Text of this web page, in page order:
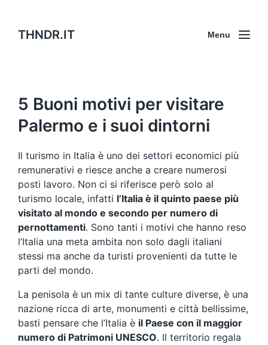
THNDR.IT Menu
5 Buoni motivi per visitare
Palermo e i suoi dintorni
Il turismo in Italia è uno dei settori economici più
remunerativi e riesce anche a creare numerosi
posti lavoro. Non ci si riferisce però solo al
turismo locale, infatti l’Italia è il quinto paese più
visitato al mondo e secondo per numero di
pernottamenti. Sono tanti i motivi che hanno reso
l’Italia una meta ambita non solo dagli italiani
stessi ma anche da turisti provenienti da tutte le
parti del mondo.
La penisola è un mix di tante culture diverse, è una
nazione ricca di arte, monumenti e città bellissime,
basti pensare che l’Italia è il Paese con il maggior
numero di Patrimoni UNESCO. Il territorio regala